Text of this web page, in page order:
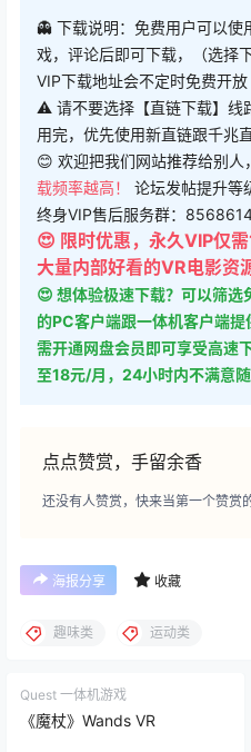
👻 下载说明：免费用户可以使
戏，评论后即可下载，（选择
VIP下载地址会不定时免费开放
⚠ 请不要选择【直链下载】线
用完，优先使用新直链跟千兆
😊 欢迎把我们网站推荐给别人
载频率越高！ 论坛发帖提升等
终身VIP售后服务群：
😍 限时优惠，永久VIP仅
大量内部好看的VR电影资
😍 想体验极速下载？可以筛选
的PC客户端跟一体机客户端
需开通网盘会员即可享受高速
至18元/月，24小时内不满意随
点点赞赏，手留余香
还没有人赞赏，快来当第一个赞赏
海报分享 收藏
趣味类 运动类
Quest 一体机游戏
《魔杖》Wands VR